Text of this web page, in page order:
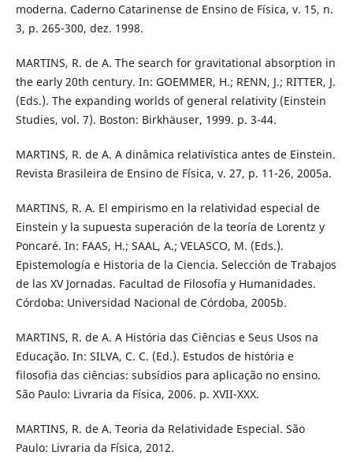
moderna. Caderno Catarinense de Ensino de Física, v. 15, n.
3, p. 265-300, dez. 1998.
MARTINS, R. de A. The search for gravitational absorption in
the early 20th century. In: GOEMMER, H.; RENN, J.; RITTER, J.
(Eds.). The expanding worlds of general relativity (Einstein
Studies, vol. 7). Boston: Birkhäuser, 1999. p. 3-44.
MARTINS, R. de A. A dinâmica relativística antes de Einstein.
Revista Brasileira de Ensino de Física, v. 27, p. 11-26, 2005a.
MARTINS, R. A. El empirismo en la relatividad especial de
Einstein y la supuesta superación de la teoría de Lorentz y
Poncaré. In: FAAS, H.; SAAL, A.; VELASCO, M. (Eds.).
Epistemología e Historia de la Ciencia. Selección de Trabajos
de las XV Jornadas. Facultad de Filosofía y Humanidades.
Córdoba: Universidad Nacional de Córdoba, 2005b.
MARTINS, R. de A. A História das Ciências e Seus Usos na
Educação. In: SILVA, C. C. (Ed.). Estudos de história e
filosofia das ciências: subsídios para aplicação no ensino.
São Paulo: Livraria da Física, 2006. p. XVII-XXX.
MARTINS, R. de A. Teoria da Relatividade Especial. São
Paulo: Livraria da Física, 2012.